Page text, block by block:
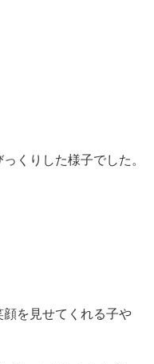
くりした様子でした。
を見せてくれる子や